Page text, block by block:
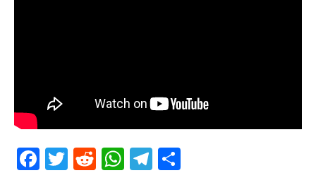
Facebook
Twitter
RedditWhatsApp
Telegram